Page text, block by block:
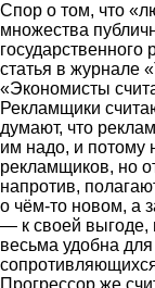
Спор о том, что
множества
статья в журнале
«Экономисты
Рекламщики
думают, что
им надо, и потому
рекламщиков, но
напротив,
о чём-то новом, а
— к своей выгоде,
весьма удобна